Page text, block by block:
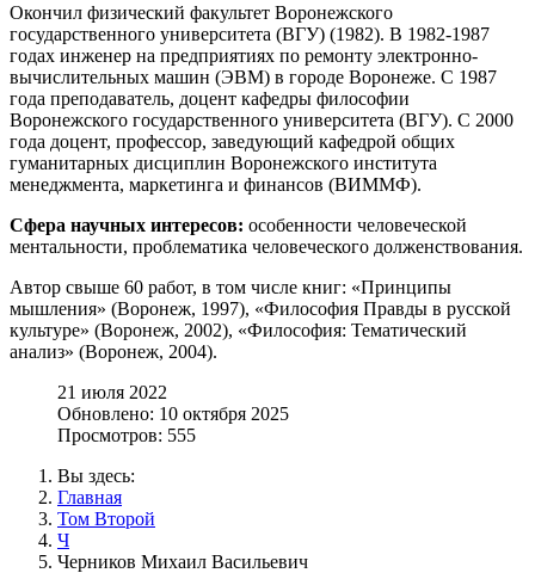
Окончил физический факультет Воронежского
государственного университета (ВГУ) (1982). В 1982-1987
годах инженер на предприятиях по ремонту электронно-
вычислительных машин (ЭВМ) в городе Воронеже. С 1987
года преподаватель, доцент кафедры философии
Воронежского государственного университета (ВГУ). С 2000
года доцент, профессор, заведующий кафедрой общих
гуманитарных дисциплин Воронежского института
менеджмента, маркетинга и финансов (ВИММФ).
Сфера научных интересов: особенности человеческой
ментальности, проблематика человеческого долженствования.
Автор свыше 60 работ, в том числе книг: «Принципы
мышления» (Воронеж, 1997), «Философия Правды в русской
культуре» (Воронеж, 2002), «Философия: Тематический
анализ» (Воронеж, 2004).
21 июля 2022
Обновлено: 10 октября 2025
Просмотров: 555
Вы здесь:
Главная
Том Второй
Ч
Черников Михаил Васильевич